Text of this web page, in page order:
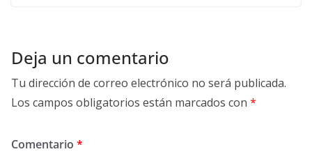
Deja un comentario
Tu dirección de correo electrónico no será publicada.
Los campos obligatorios están marcados con *
Comentario *